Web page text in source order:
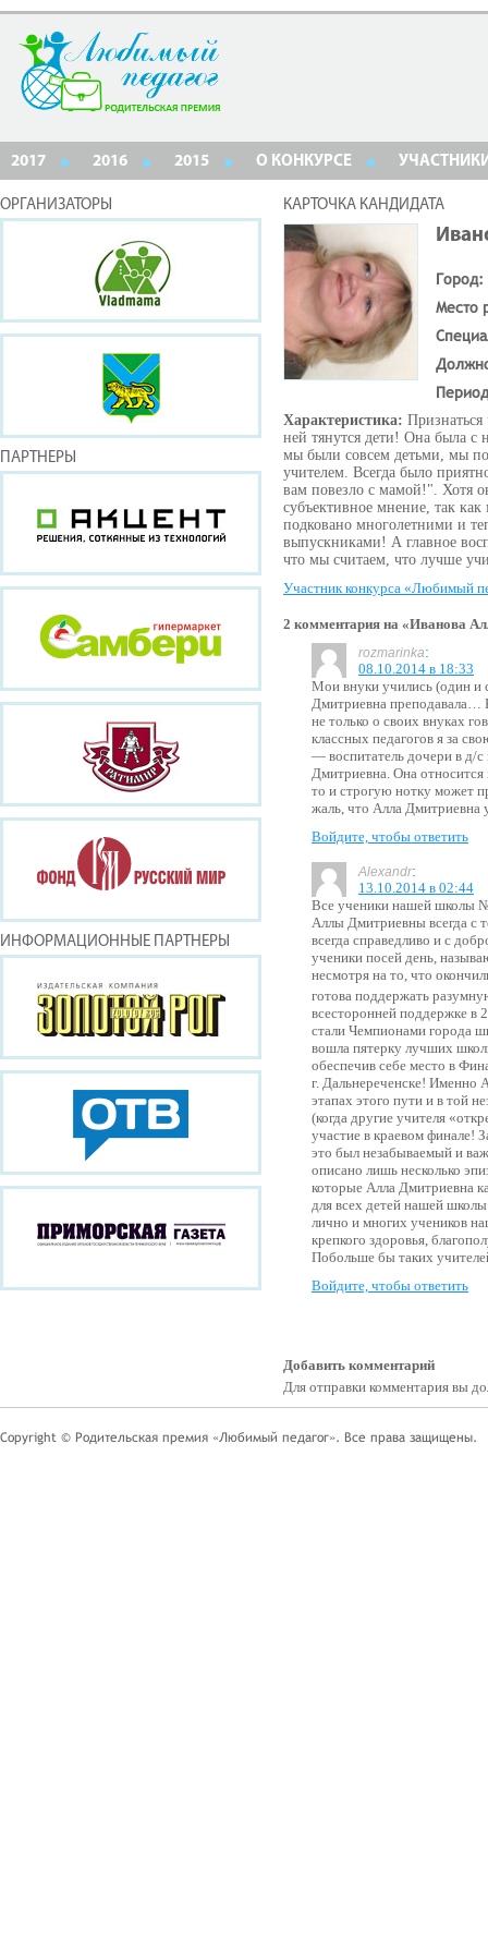
2017 2016 2015 О КОНКУРСЕ
ОРГАНИЗАТОРЫ
ПАРТНЕРЫ
ИНФОРМАЦИОННЫЕ ПАРТНЕРЫ
КАРТОЧКА КАНДИДАТА
Город:
Место
Характеристика: Признаться
ней тянутся дети! Она была с
мы были совсем детьми, мы
учителем. Всегда было
вам повезло с мамой!". Хотя
субъективное мнение, так
подковано многолетними и
выпускниками! А главное
что мы считаем, что лучше
Участник конкурса «Любимый
2 комментария на «Иванова
rozmarinka:
08.10.2014 в 18:33
Мои внуки учились (один и
Дмитриевна преподавала…
не только о своих внуках
классных педагогов я за
— воспитатель дочери в д/
Дмитриевна. Она относится
то и строгую нотку может
жаль, что Алла Дмитриевна
Войдите, чтобы ответить
Alexandr:
13.10.2014 в 02:44
Все ученики нашей школы
Аллы Дмитриевны всегда с
всегда справедливо и с
ученики посей день,
несмотря на то, что
готова поддержать
всесторонней поддержке
стали Чемпионами города
вошла пятерку лучших
обеспечив себе место в
г. Дальнереченске! Именно
этапах этого пути и в той
(когда другие учителя
участие в краевом финале!
это был незабываемый и
описано лишь несколько
которые Алла Дмитриевна
для всех детей нашей
лично и многих учеников
крепкого здоровья,
Побольше бы таких
Войдите, чтобы ответить
Добавить комментарий
Для отправки комментария вы
Copyright © Родительская премия «Любимый педагог». Все права защищены.